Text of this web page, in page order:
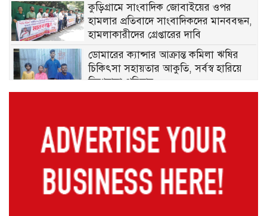
কুড়িগ্রামে সাংবাদিক জোবাইয়ের ওপর
হামলার প্রতিবাদে সাংবাদিকদের মানববন্ধন,
হামলাকারীদের গ্রেপ্তারের দাবি
ডোমারের ক্যান্সার আক্রান্ত কমিলা ঋষির
চিকিৎসা সহায়তার আকুতি, সর্বস্ব হারিয়ে
দিশেহারা পরিবার
মেহেরপুরে ছাত্র-জনতার ওপর নির্যাতন ও
পুলিশ কর্মকর্তা সাভার থানার ওসি পদে
ডোমারে গণঅভ্যুত্থানের ২য় বার্ষিকীতে ১১